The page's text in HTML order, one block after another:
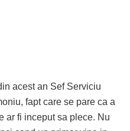
acest an Sef Serviciu
fapt care se pare ca a
ar fi inceput sa plece. Nu